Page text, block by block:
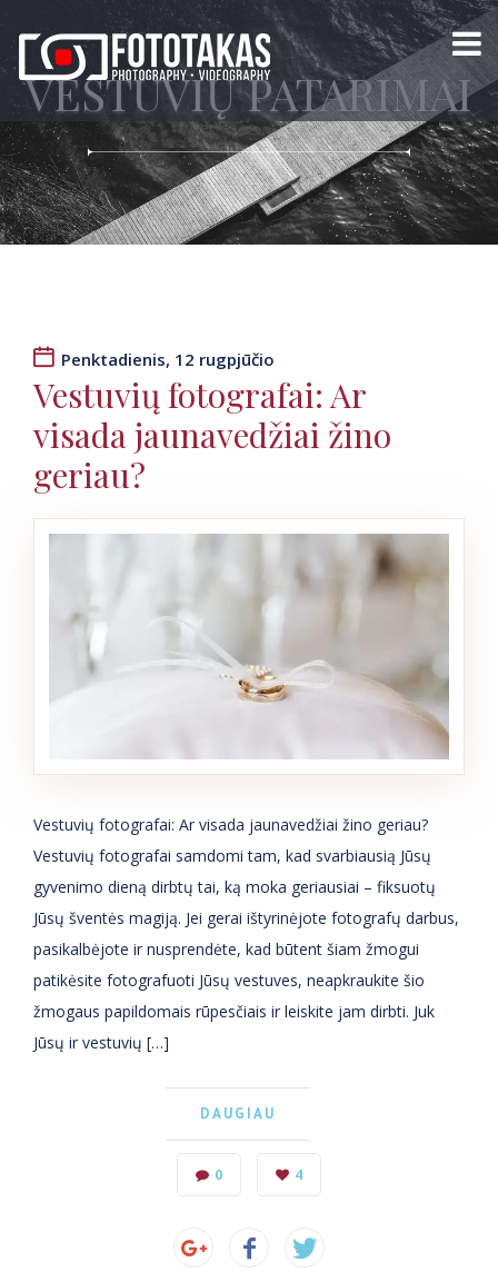
VESTUVIŲ PATARIMAI
Penktadienis, 12 rugpjūčio
Vestuvių fotografai: Ar
visada jaunavedžiai žino
geriau?
Vestuvių fotografai: Ar visada jaunavedžiai žino geriau?
Vestuvių fotografai samdomi tam, kad svarbiausią Jūsų
gyvenimo dieną dirbtų tai, ką moka geriausiai – fiksuotų
Jūsų šventės magiją. Jei gerai ištyrinėjote fotografų darbus,
pasikalbėjote ir nusprendėte, kad būtent šiam žmogui
patikėsite fotografuoti Jūsų vestuves, neapkraukite šio
žmogaus papildomais rūpesčiais ir leiskite jam dirbti. Juk
Jūsų ir vestuvių […]
DAUGIAU
0 4